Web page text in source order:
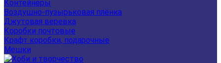
Контейнеры
Воздушно-пузырьковая плёнка
Джутовая веревка
Коробки почтовые
Крафт коробки, подарочные
Мешки